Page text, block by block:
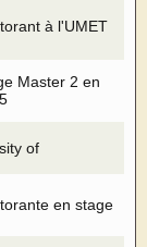
à l'UMET
Master 2 en
of
en stage